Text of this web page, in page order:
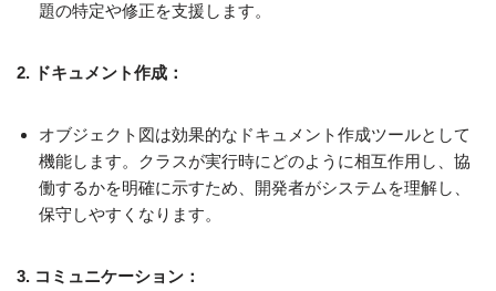
題の特定や修正を支援します。
2. ドキュメント作成：
オブジェクト図は効果的なドキュメント作成ツールとして
機能します。クラスが実行時にどのように相互作用し、協
働するかを明確に示すため、開発者がシステムを理解し、
保守しやすくなります。
3. コミュニケーション：